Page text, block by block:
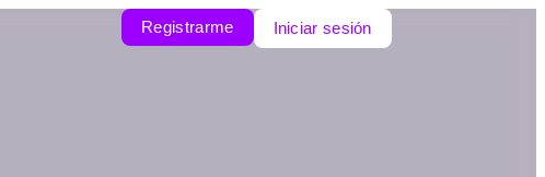
Registrarme Iniciar sesión